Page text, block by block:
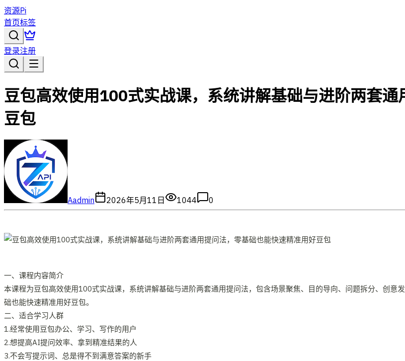
资源Pi
首页标签
登录注册
豆包高效使用100式实战课，系统讲解基础与进阶两套
豆包
Aadmin 2026年5月11日 1044 0
一、课程内容简介
本课程为豆包高效使用100式实战课，系统讲解基础与进阶两套通用提问法，包含场景聚焦、目的导向、问题拆分、创
础也能快速精准用好豆包。
二、适合学习人群
1.经常使用豆包办公、学习、写作的用户
2.想提高AI提问效率、拿到精准结果的人
3.不会写提示词、总是得不到满意答案的新手